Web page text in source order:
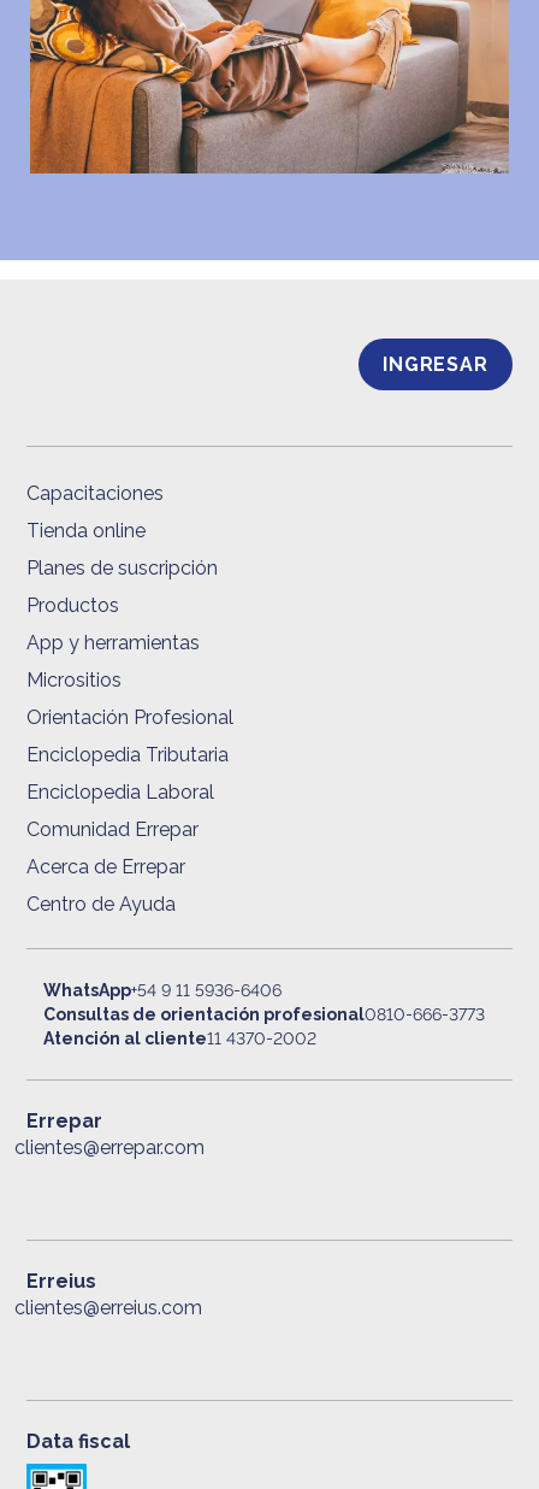
INGRESAR
Capacitaciones
Tienda online
Planes de suscripción
Productos
App y herramientas
Micrositios
Orientación Profesional
Enciclopedia Tributaria
Enciclopedia Laboral
Comunidad Errepar
Acerca de Errepar
Centro de Ayuda
WhatsApp+54 9 11 5936-6406
Consultas de orientación profesional0810-666-3773
Atención al cliente11 4370-2002
Errepar
clientes@errepar.com
Erreius
clientes@erreius.com
Data fiscal